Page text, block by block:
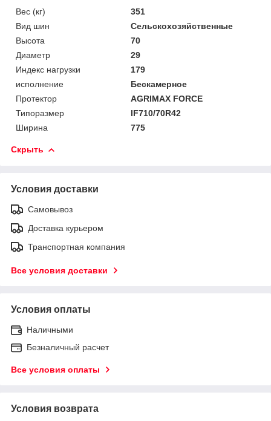
Вес (кг)
351
Вид шин
Сельскохозяйственные
Высота
70
Диаметр
29
Индекс нагрузки
179
исполнение
Бескамерное
Протектор
AGRIMAX FORCE
Типоразмер
IF710/70R42
Ширина
775
Скрыть
Условия доставки
Самовывоз
Доставка курьером
Транспортная компания
Все условия доставки
Условия оплаты
Наличными
Безналичный расчет
Все условия оплаты
Условия возврата